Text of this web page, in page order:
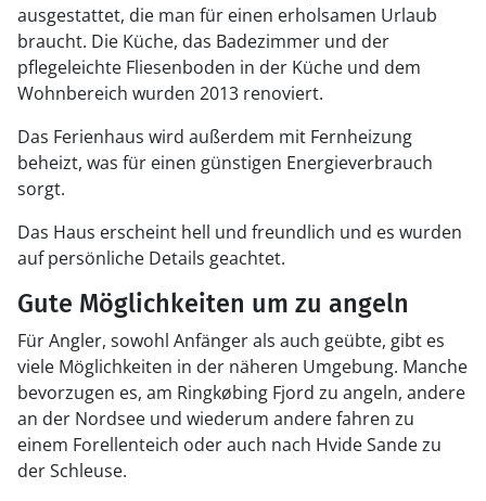
ausgestattet, die man für einen erholsamen Urlaub
braucht. Die Küche, das Badezimmer und der
pflegeleichte Fliesenboden in der Küche und dem
Wohnbereich wurden 2013 renoviert.
Das Ferienhaus wird außerdem mit Fernheizung
beheizt, was für einen günstigen Energieverbrauch
sorgt.
Das Haus erscheint hell und freundlich und es wurden
auf persönliche Details geachtet.
Gute Möglichkeiten um zu angeln
Für Angler, sowohl Anfänger als auch geübte, gibt es
viele Möglichkeiten in der näheren Umgebung. Manche
bevorzugen es, am Ringkøbing Fjord zu angeln, andere
an der Nordsee und wiederum andere fahren zu
einem Forellenteich oder auch nach Hvide Sande zu
der Schleuse.